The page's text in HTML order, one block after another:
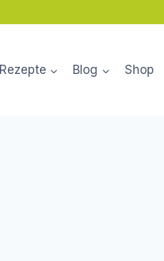
Rezepte Blog Shop